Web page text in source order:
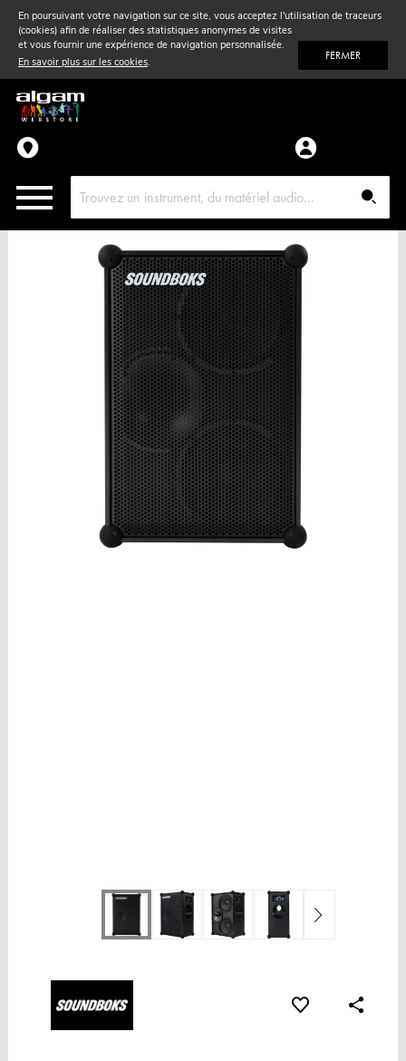
En poursuivant votre navigation sur ce site, vous acceptez l'utilisation de traceurs
(cookies) afin de réaliser des statistiques anonymes de visites
et vous fournir une expérience de navigation personnalisée.
En savoir plus sur les cookies. FERMER
Vent& Violon
Accessoires
Pièces détachées